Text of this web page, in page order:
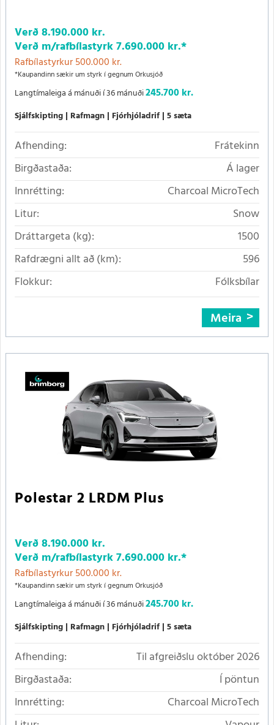
Verð8.190.000 kr.
Verð m/rafbílastyrk7.690.000 kr.*
Rafbílastyrkur 500.000 kr.
*Kaupandinn sækir um styrk í gegnum Orkusjóð
Langtímaleiga á mánuði í 36 mánuði245.700 kr.
Sjálfskipting Rafmagn Fjórhjóladrif 5 sæta
Afhending:
Frátekinn
Birgðastaða:
Á lager
Innrétting:
Charcoal MicroTech
Litur:
Snow
Dráttargeta (kg):
1500
Rafdrægni allt að (km):
596
Flokkur:
Fólksbílar
Meira
Polestar 2 LRDM Plus
Verð8.190.000 kr.
Verð m/rafbílastyrk7.690.000 kr.*
Rafbílastyrkur 500.000 kr.
*Kaupandinn sækir um styrk í gegnum Orkusjóð
Langtímaleiga á mánuði í 36 mánuði245.700 kr.
Sjálfskipting Rafmagn Fjórhjóladrif 5 sæta
Afhending:
Til afgreiðslu október 2026
Birgðastaða:
Í pöntun
Innrétting:
Charcoal MicroTech